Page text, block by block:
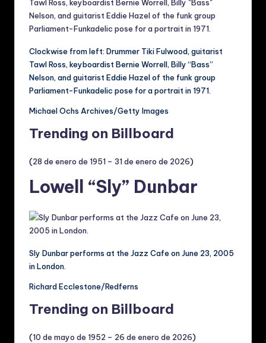
Clockwise from left: Drummer Tiki Fulwood, guitarist
Tawl Ross, keyboardist Bernie Worrell, Billy “Bass”
Nelson, and guitarist Eddie Hazel of the funk group
Parliament-Funkadelic pose for a portrait in 1971.
Michael Ochs Archives/Getty Images
Trending on Billboard
(28 de enero de 1951 – 31 de enero de 2026)
Lowell “Sly” Dunbar
Sly Dunbar performs at the Jazz Cafe on June 23, 2005
in London.
Richard Ecclestone/Redferns
Trending on Billboard
(10 de mayo de 1952 – 26 de enero de 2026)